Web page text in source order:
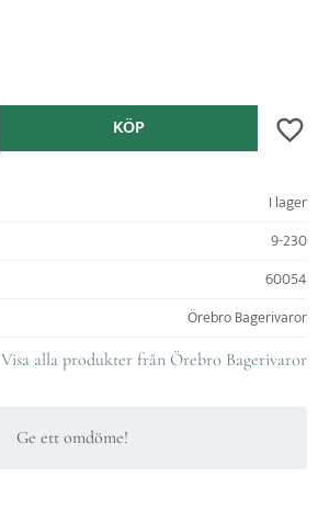
KÖP
I lager
9-230
60054
Örebro Bagerivaror
Visa alla produkter från Örebro Bagerivaror
Ge ett omdöme!